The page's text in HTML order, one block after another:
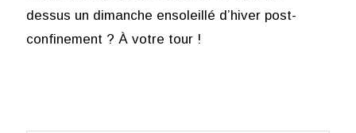
dessus un dimanche ensoleillé d’hiver post-
confinement ? À votre tour !